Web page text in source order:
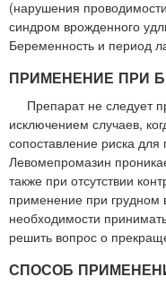
(нарушения
синдром врожденного
Беременность и период
ПРИМЕНЕНИЕ ПРИ
Препарат не следует
исключением случаев,
сопоставление риска
Левомепромазин
также при отсутствии
применение при грудном
необходимости
решить вопрос о
СПОСОБ